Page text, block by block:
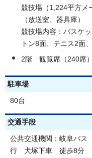
競技場（1,224平方
（放送室、器具庫）
競技場内容：バスケ
トン8面、テニス2面
2階 観覧席（240席）
駐車場
80台
交通手段
公共交通機関：岐阜バ
行 犬塚下車 徒歩8分